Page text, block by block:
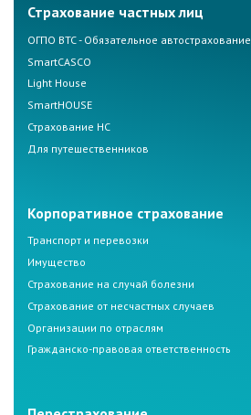
Страхование частных лиц
ОГПО ВТС - Обязательное автострахование
SmartCASCO
Light House
SmartHOUSE
Страхование НС
Для путешественников
Корпоративное страхование
Транспорт и перевозки
Имущество
Страхование на случай болезни
Страхование от несчастных случаев
Организации по отраслям
Гражданско-правовая ответственность